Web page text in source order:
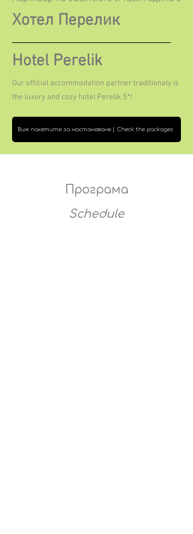
Хотел Перелик
Hotel Perelik
Our official accommodation partner traditionaly is
the luxory and cozy hotel Perelik 5*!
Виж пакетите за настаняване | Check the packages
Програма
Schedule